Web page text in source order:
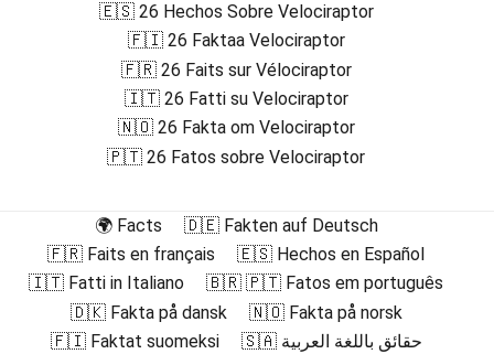
🇪🇸 26 Hechos Sobre Velociraptor
🇫🇮 26 Faktaa Velociraptor
🇫🇷 26 Faits sur Vélociraptor
🇮🇹 26 Fatti su Velociraptor
🇳🇴 26 Fakta om Velociraptor
🇵🇹 26 Fatos sobre Velociraptor
🌍 Facts
🇩🇪 Fakten auf Deutsch
🇫🇷 Faits en français
🇪🇸 Hechos en Español
🇮🇹 Fatti in Italiano
🇧🇷 🇵🇹 Fatos em português
🇩🇰 Fakta på dansk
🇳🇴 Fakta på norsk
🇫🇮 Faktat suomeksi
🇸🇦 حقائق باللغة العربية